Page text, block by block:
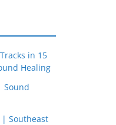
in 15
Healing
Sound
| Southeast